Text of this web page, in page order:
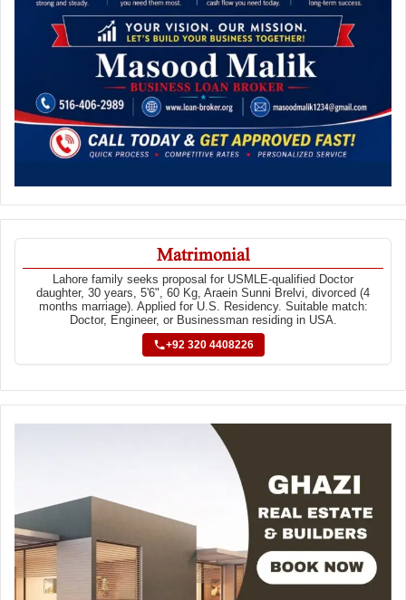
Matrimonial
Lahore family seeks proposal for USMLE-qualified Doctor
daughter, 30 years, 5'6", 60 Kg, Araein Sunni Brelvi, divorced (4
months marriage). Applied for U.S. Residency. Suitable match:
Doctor, Engineer, or Businessman residing in USA.
+92 320 4408226